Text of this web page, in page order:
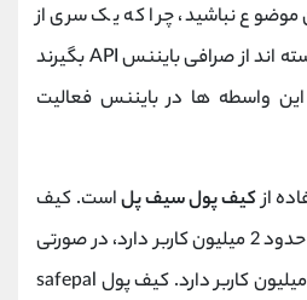
نباشید، چرا که یک سری از
واسطه ها هستند که توانسته اند از صرافی بایننس API بگیرند
واسطه ها در بایننس فعالیت
ازکیف پول سیف پلاست. کیف
پول سیف پل در حال حاضر حدود 2 میلیون کاربر دارد، در صورتی
که کیف پول تراست ولت 5 میلیون کاربر دارد. کیف پول safepal